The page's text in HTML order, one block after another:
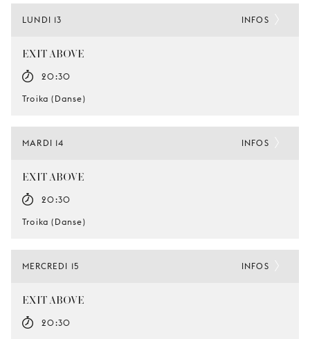
LUNDI 13
EXIT ABOVE
20:30
Troika (Danse)
INFOS
MARDI 14
EXIT ABOVE
20:30
Troika (Danse)
INFOS
MERCREDI 15
EXIT ABOVE
20:30
INFOS